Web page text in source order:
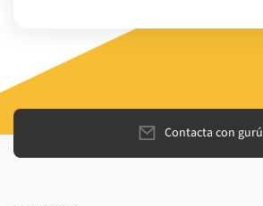
Contacta con gurú